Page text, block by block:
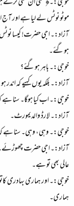
موٹو نوٹس لے لیا ہے اور
آزاد:۔ اجی حضرت! کیسا
ہوگئے۔
خوجی:۔ باہر ہوگئے؟
آزاد:۔ بلکہ یوں کہیے کہ اندر
خوجی:۔ اب کیا ہوگا۔ سنا
آزاد:۔ لارڈ والدیمورٹ۔
خوجی:۔ وہی، وہی۔ سنا ہے
آزاد:۔ اجی حضرت چھوڑئے۔
عالی بھی تو ہے۔
خوجی:۔ اور ہماری بہادری
ہماری۔